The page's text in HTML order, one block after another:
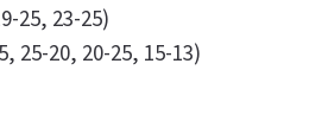
25, 23-25)
25-20, 20-25, 15-13)